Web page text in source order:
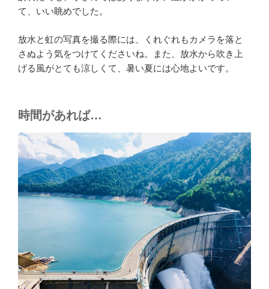
て、いい眺めでした。
放水と虹の写真を撮る際には、くれぐれもカメラを落と
さぬよう気をつけてくださいね。また、放水から吹き上
げる風がとても涼しくて、暑い夏には心地よいです。
時間があれば…